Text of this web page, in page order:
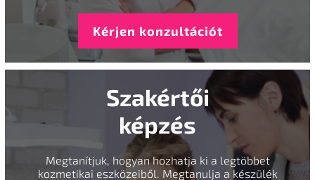
Kérjen konzultációt
Szakértői
képzés
Megtanítjuk, hogyan hozhatja ki a legtöbbet
kozmetikai eszközeiből. Megtanulja a készülék